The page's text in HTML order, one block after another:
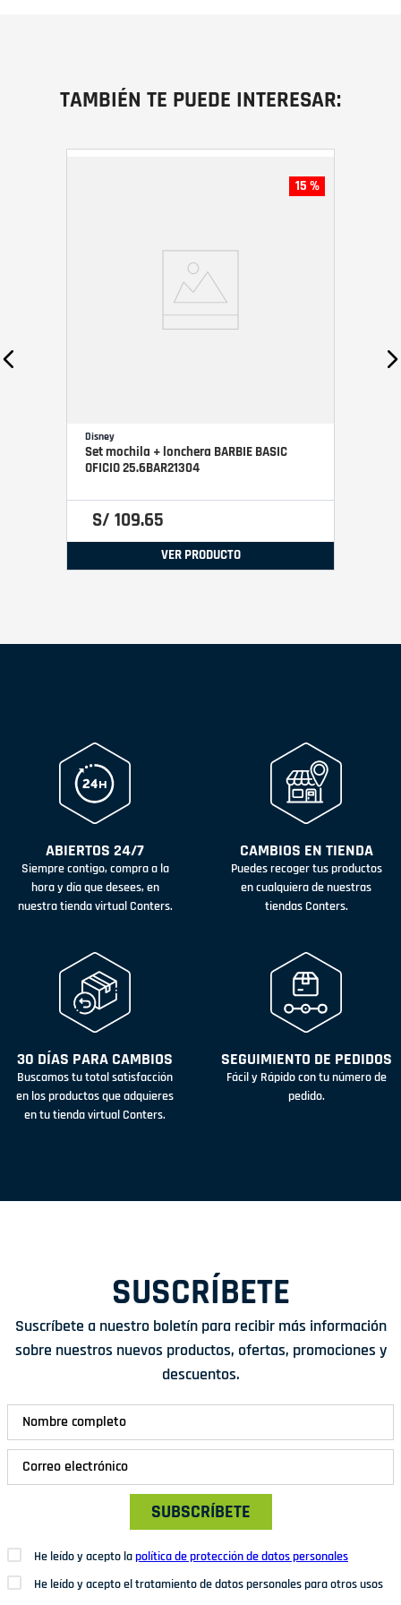
TAMBIÉN TE PUEDE INTERESAR:
15 %
Disney
Set mochila + lonchera BARBIE BASIC
OFICIO 25.6BAR21304
S/ 109.65
VER PRODUCTO
ABIERTOS 24/7
Siempre contigo, compra a la
hora y día que desees, en
nuestra tienda virtual Conters.
CAMBIOS EN TIENDA
Puedes recoger tus productos
en cualquiera de nuestras
tiendas Conters.
30 DÍAS PARA CAMBIOS
Buscamos tu total satisfacción
en los productos que adquieres
en tu tienda virtual Conters.
SEGUIMIENTO DE PEDIDOS
Fácil y Rápido con tu número de
pedido.
SUSCRÍBETE
Suscríbete a nuestro boletín para recibir más información
sobre nuestros nuevos productos, ofertas, promociones y
descuentos.
SUBSCRÍBETE
He leído y acepto lapolítica de protección de datos personales
He leído y acepto el tratamiento de datos personales para otros usos